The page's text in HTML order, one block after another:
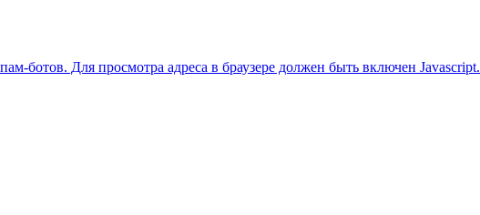
ботов. Для просмотра адреса в браузере должен быть включен Javascript.